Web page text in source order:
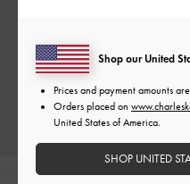
Shop our United
Prices and payment amounts
Orders placed on
United States of America.
SHOP UNITED